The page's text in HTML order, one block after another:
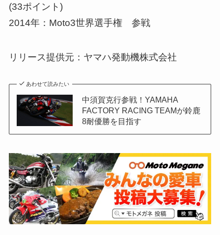
(33ポイント)
2014年：Moto3世界選手権 参戦
リリース提供元：ヤマハ発動機株式会社
あわせて読みたい
中須賀克行参戦！YAMAHA
FACTORY RACING TEAMが鈴鹿
8耐優勝を目指す